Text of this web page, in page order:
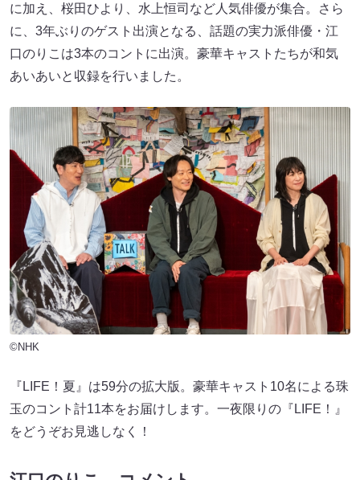
に加え、桜田ひより、水上恒司など人気俳優が集合。さら
に、3年ぶりのゲスト出演となる、話題の実力派俳優・江
口のりこは3本のコントに出演。豪華キャストたちが和気
あいあいと収録を行いました。
©NHK
『LIFE！夏』は59分の拡大版。豪華キャスト10名による珠
玉のコント計11本をお届けします。一夜限りの『LIFE！』
をどうぞお見逃しなく！